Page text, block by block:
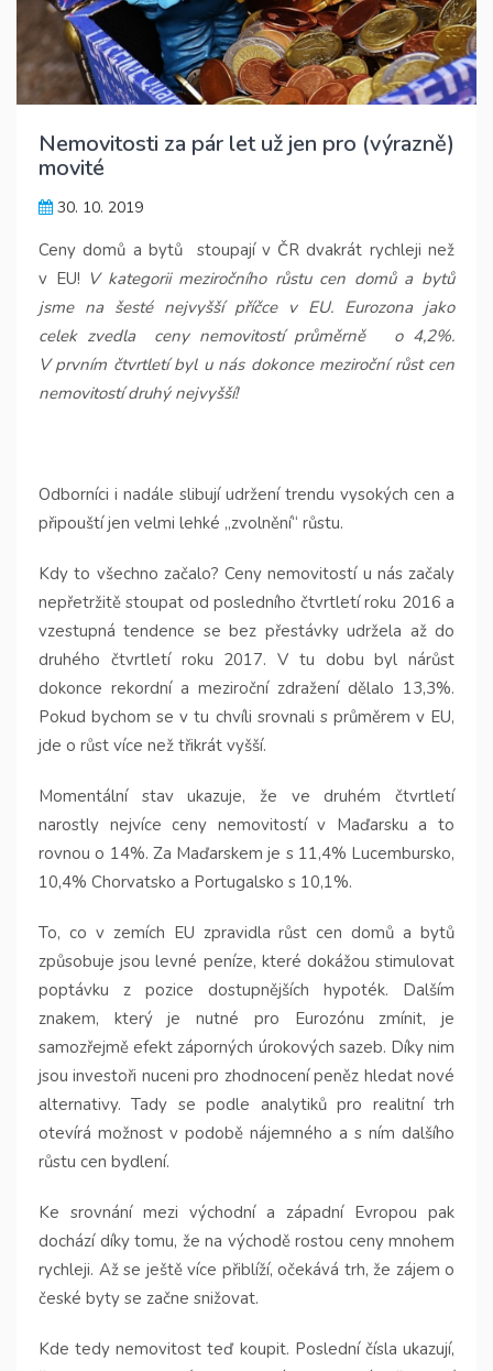
Nemovitosti za pár let už jen pro (výrazně)
movité
30. 10. 2019
Ceny domů a bytů
stoupají v ČR dvakrát rychleji než
v EU! V kategorii meziročního růstu cen domů a bytů
jsme na šesté nejvyšší příčce v EU. Eurozona jako
celek zvedla
ceny nemovitostí průměrně
o 4,2%.
V prvním čtvrtletí byl u nás dokonce meziroční růst cen
nemovitostí druhý nejvyšší!
Odborníci i nadále slibují udržení trendu vysokých cen a
připouští jen velmi lehké „zvolnění“ růstu.
Kdy to všechno začalo? Ceny nemovitostí u nás začaly
nepřetržitě stoupat od posledního čtvrtletí roku 2016 a
vzestupná tendence se bez přestávky udržela až do
druhého čtvrtletí roku 2017. V tu dobu byl nárůst
dokonce rekordní a meziroční zdražení dělalo 13,3%.
Pokud bychom se v tu chvíli srovnali s průměrem v EU,
jde o růst více než třikrát vyšší.
Momentální stav ukazuje, že ve druhém čtvrtletí
narostly nejvíce ceny nemovitostí v Maďarsku a to
rovnou o 14%. Za Maďarskem je s 11,4% Lucembursko,
10,4% Chorvatsko a Portugalsko s 10,1%.
To, co v zemích EU zpravidla růst cen domů a bytů
způsobuje jsou levné peníze, které dokážou stimulovat
poptávku z pozice dostupnějších hypoték. Dalším
znakem, který je nutné pro Eurozónu zmínit, je
samozřejmě efekt záporných úrokových sazeb. Díky nim
jsou investoři nuceni pro zhodnocení peněz hledat nové
alternativy. Tady se podle analytiků pro realitní trh
otevírá možnost v podobě nájemného a s ním dalšího
růstu cen bydlení.
Ke srovnání mezi východní a západní Evropou pak
dochází díky tomu, že na východě rostou ceny mnohem
rychleji. Až se ještě více přiblíží, očekává trh, že zájem o
české byty se začne snižovat.
Kde tedy nemovitost teď koupit. Poslední čísla ukazují,